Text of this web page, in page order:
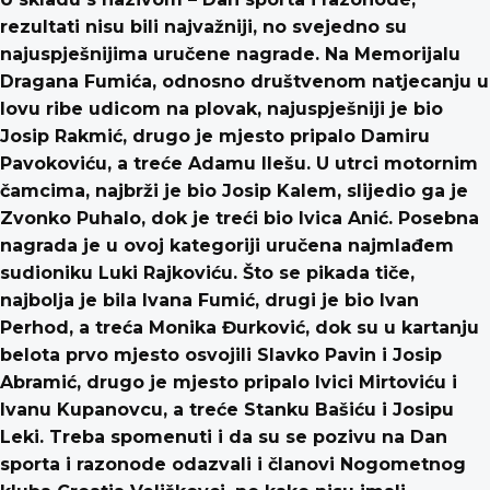
rezultati nisu bili najvažniji, no svejedno su
najuspješnijima uručene nagrade. Na Memorijalu
Dragana Fumića, odnosno društvenom natjecanju u
lovu ribe udicom na plovak, najuspješniji je bio
Josip Rakmić, drugo je mjesto pripalo Damiru
Pavokoviću, a treće Adamu Ilešu. U utrci motornim
čamcima, najbrži je bio Josip Kalem, slijedio ga je
Zvonko Puhalo, dok je treći bio Ivica Anić. Posebna
nagrada je u ovoj kategoriji uručena najmlađem
sudioniku Luki Rajkoviću. Što se pikada tiče,
najbolja je bila Ivana Fumić, drugi je bio Ivan
Perhod, a treća Monika Đurković, dok su u kartanju
belota prvo mjesto osvojili Slavko Pavin i Josip
Abramić, drugo je mjesto pripalo Ivici Mirtoviću i
Ivanu Kupanovcu, a treće Stanku Bašiću i Josipu
Leki. Treba spomenuti i da su se pozivu na Dan
sporta i razonode odazvali i članovi Nogometnog